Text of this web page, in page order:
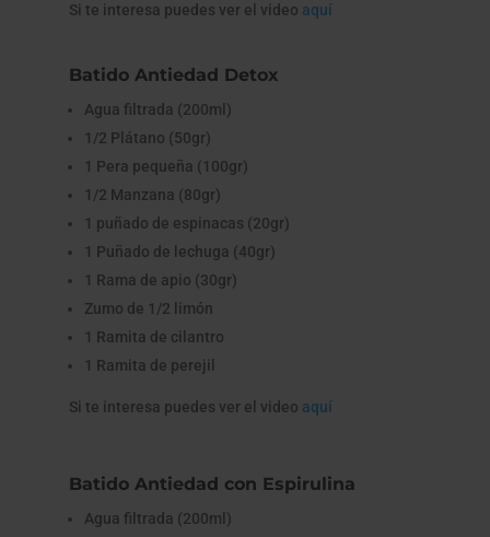
Si te interesa puedes ver el video aquí
Batido Antiedad Detox
Agua filtrada (200ml)
1/2 Plátano (50gr)
1 Pera pequeña (100gr)
1/2 Manzana (80gr)
1 puñado de espinacas (20gr)
1 Puñado de lechuga (40gr)
1 Rama de apio (30gr)
Zumo de 1/2 limón
1 Ramita de cilantro
1 Ramita de perejil
Si te interesa puedes ver el video aquí
Batido Antiedad con Espirulina
Agua filtrada (200ml)